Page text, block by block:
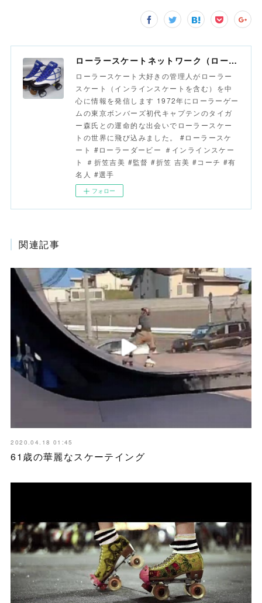
ローラースケートネットワーク（ローラースポーツネットワーク）
ローラースケート大好きの管理人がローラー
スケート（インラインスケートを含む）を中
心に情報を発信します 1972年にローラーゲー
ムの東京ボンバーズ初代キャプテンのタイガ
ー森氏との運命的な出会いでローラースケー
トの世界に飛び込みました。 #ローラースケ
ート #ローラーダービー ＃インラインスケー
ト ＃折笠吉美 #監督 #折笠 吉美 #コーチ #有
名人 #選手
フォロー
関連記事
2020.04.18 01:45
61歳の華麗なスケーテイング